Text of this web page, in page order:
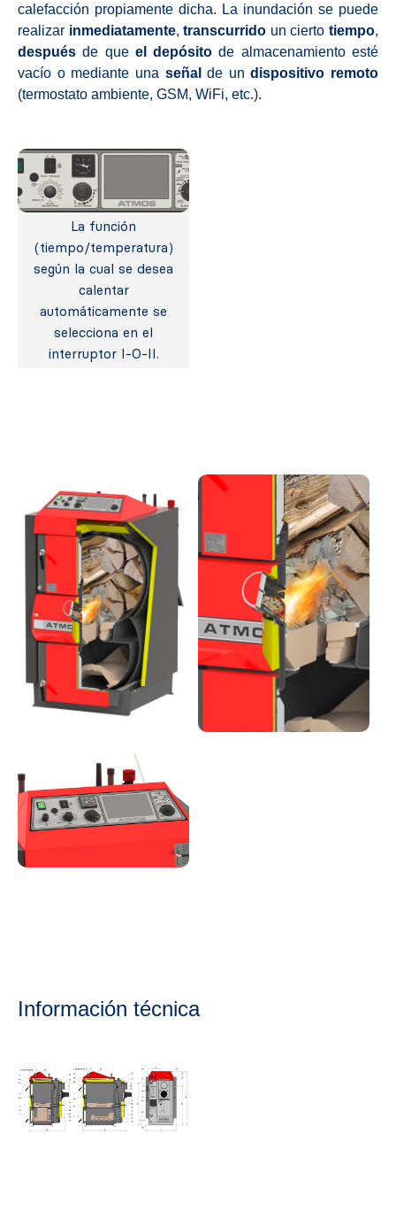
calefacción propiamente dicha. La inundación se puede
realizar inmediatamente,transcurrido un ciertotiempo,
después de que el depósito de almacenamiento esté
vacío o mediante una señal de undispositivo remoto
(termostato ambiente, GSM, WiFi, etc.).
La función
(tiempo/temperatura)
según la cual se desea
calentar
automáticamente se
selecciona en el
interruptor I-O-II.
Información técnica